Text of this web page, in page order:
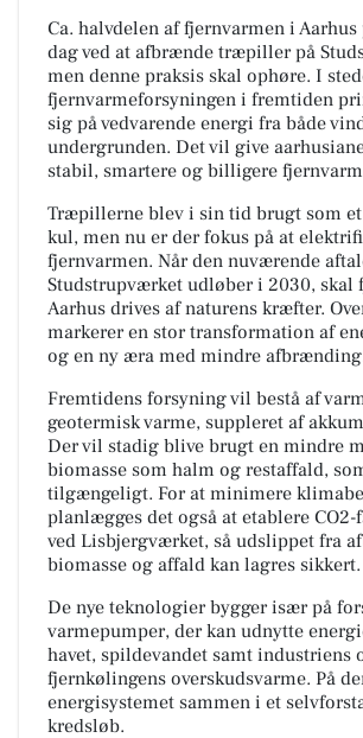
Ca. halvdelen af fjernvarmen i
dag ved at afbrænde træpiller på
men denne praksis skal ophøre. I
fjernvarmeforsyningen i fremtiden
sig på vedvarende energi fra både
undergrunden. Det vil give
stabil, smartere og billigere
Træpillerne blev i sin tid brugt som
kul, men nu er der fokus på at
fjernvarmen. Når den nuværende
Studstrupværket udløber i 2030, skal
Aarhus drives af naturens kræfter.
markerer en stor transformation af
og en ny æra med mindre
Fremtidens forsyning vil bestå af
geotermisk varme, suppleret af
Der vil stadig blive brugt en mindre
biomasse som halm og restaffald,
tilgængeligt. For at minimere
planlægges det også at etablere
ved Lisbjergværket, så udslippet fra
biomasse og affald kan lagres sikkert.
De nye teknologier bygger især på
varmepumper, der kan udnytte
havet, spildevandet samt industriens
fjernkølingens overskudsvarme. På
energisystemet sammen i et
kredsløb.